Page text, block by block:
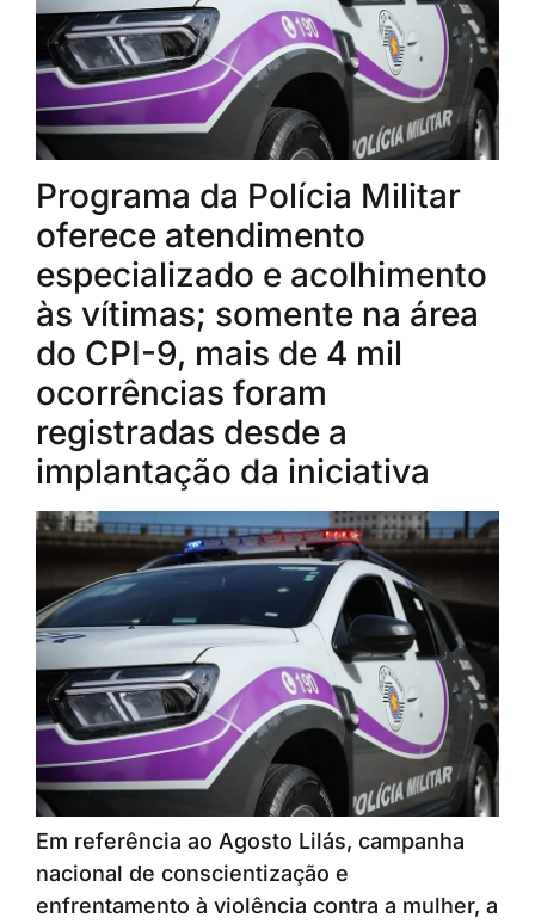
Programa da Polícia Militar
oferece atendimento
especializado e acolhimento
às vítimas; somente na área
do CPI-9, mais de 4 mil
ocorrências foram
registradas desde a
implantação da iniciativa
Em referência ao Agosto Lilás, campanha
nacional de conscientização e
enfrentamento à violência contra a mulher, a